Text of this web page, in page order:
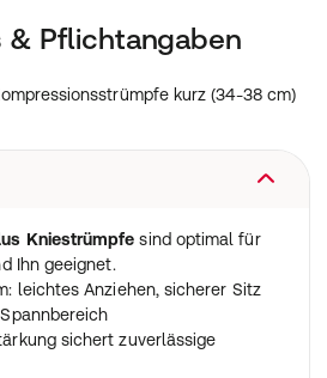
Pflichtangaben
kurz (34-38 cm)
Kniestrümpfesind optimal für
Ihn geeignet.
leichtes Anziehen, sicherer Sitz
sichert zuverlässige